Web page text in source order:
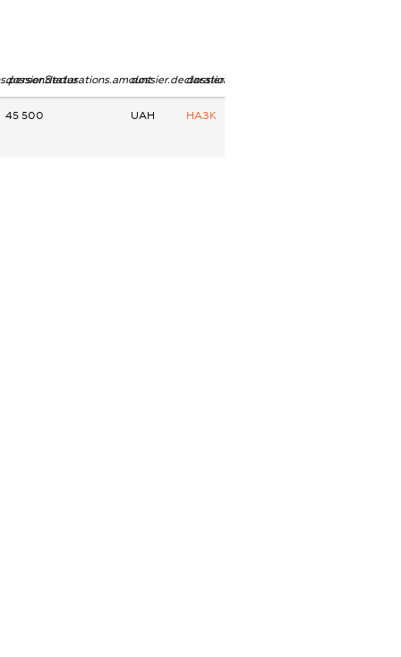
dossier.declarations.amountdossier.declarations.currency
dossier.declarations.source
45 500 UAH НАЗК